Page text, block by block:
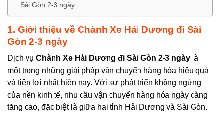
Sài Gòn 2-3 ngày
1. Giới thiệu về Chành Xe Hải Dương đi Sài
Gòn 2-3 ngày
Dịch vụ Chành Xe Hải Dương đi Sài Gòn 2-3 ngày là
một trong những giải pháp vận chuyển hàng hóa hiệu quả
và tiện lợi nhất hiện nay. Với sự phát triển không ngừng
của nền kinh tế, nhu cầu vận chuyển hàng hóa ngày càng
tăng cao, đặc biệt là giữa hai tỉnh Hải Dương và Sài Gòn.